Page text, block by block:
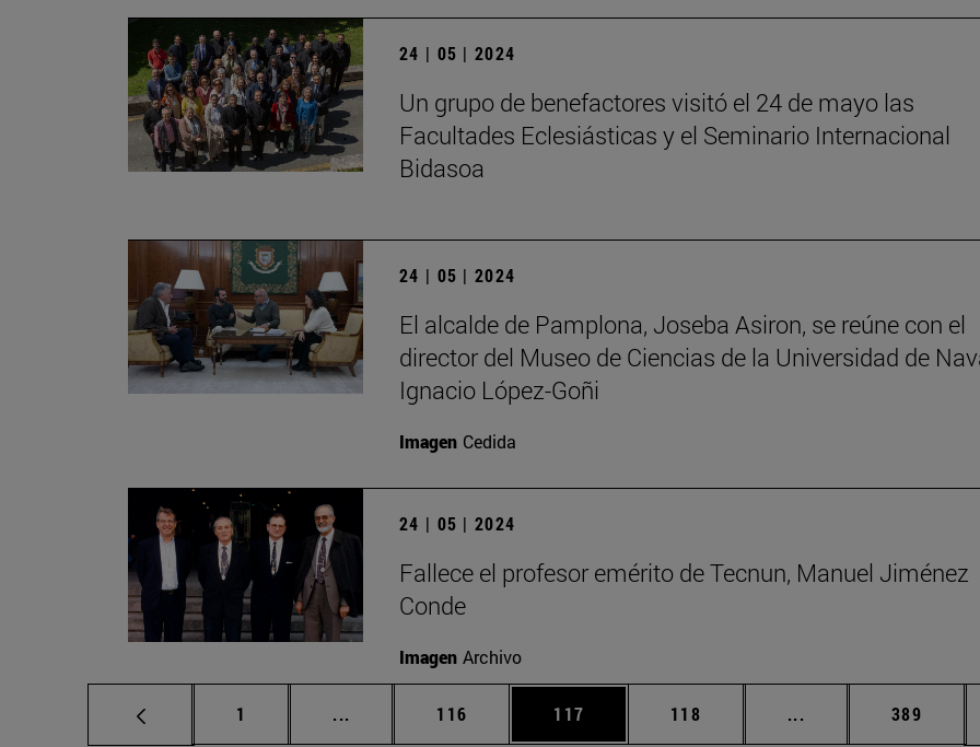
24 | 05 | 2024
Un grupo de benefactores visitó el 24 de mayo las
Facultades Eclesiásticas y el Seminario Internacional
Bidasoa
24 | 05 | 2024
El alcalde de Pamplona, Joseba Asiron, se reúne con el
director del Museo de Ciencias de la Universidad de
Ignacio López-Goñi
Imagen Cedida
24 | 05 | 2024
Fallece el profesor emérito de Tecnun, Manuel Jiménez
Conde
Imagen Archivo
Página
1 ... Páginas intermedias Use TAB para desplazarse.
Página
116 Página
117 Página
118 ... Páginas intermedias
Página
389